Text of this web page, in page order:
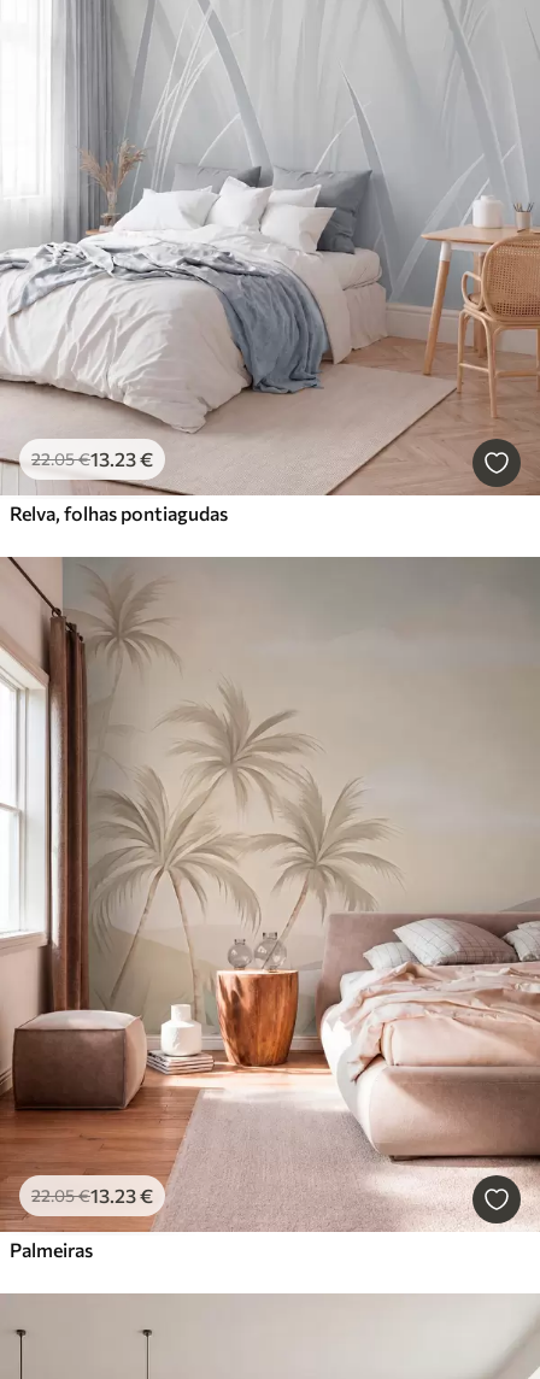
22.05€13 .23€
Relva, folhas pontiagudas
22.05€13 .23€
Palmeiras